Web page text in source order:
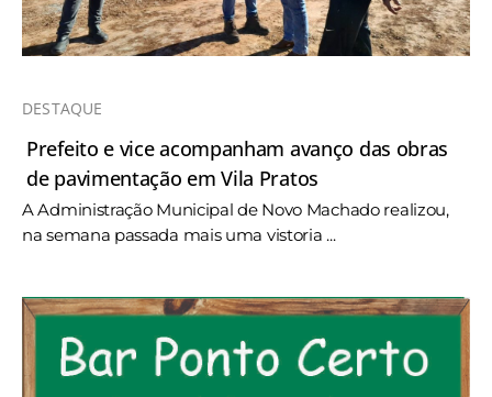
DESTAQUE
Prefeito e vice acompanham avanço das obras
de pavimentação em Vila Pratos
A Administração Municipal de Novo Machado realizou,
na semana passada mais uma vistoria ...